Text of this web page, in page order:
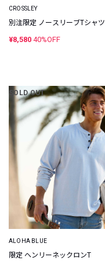
CROSSLEY
別注限定 ノースリーブTシャツ
¥8,580 40%OFF
SOLD OUT
ALOHA BLUE
限定 ヘンリーネックロンT